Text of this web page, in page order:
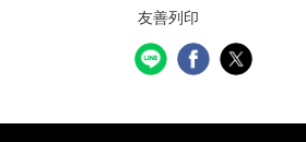
友善列印